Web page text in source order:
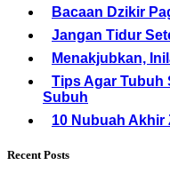
Bacaan Dzikir
Jangan Tidur
Menakjubkan,
Tips Agar Tubuh
Subuh
10 Nubuah Akhir
Recent Posts